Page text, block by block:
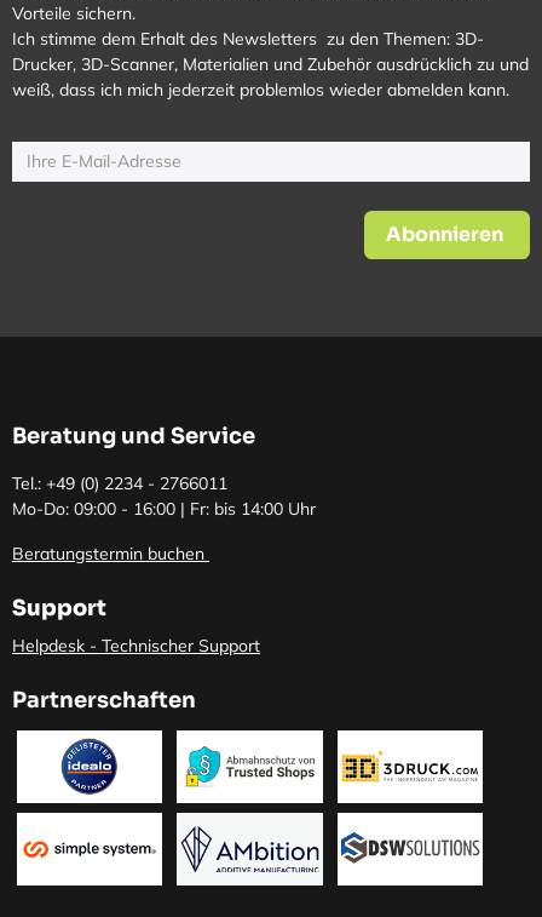
Vorteile sichern.
Ich stimme dem Erhalt des Newsletters zu den Themen: 3D-
Drucker, 3D-Scanner, Materialien und Zubehör ausdrücklich zu und
weiß, dass ich mich jederzeit problemlos wieder abmelden kann.
Abonnieren
Beratung und Service
Tel.: +49 (0) 2234 - 2766011
Mo-Do: 09:00 - 16:00 | Fr: bis 14:00 Uhr
Beratungstermin buchen
Support
Helpdesk - Technischer Support
Partnerschaften